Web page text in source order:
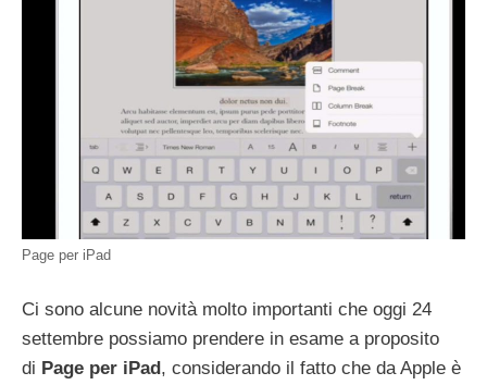
Page per iPad
Ci sono alcune novità molto importanti che oggi 24
settembre possiamo prendere in esame a proposito
di Page per iPad, considerando il fatto che da Apple è